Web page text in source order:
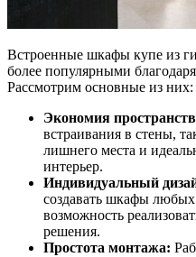
Встроенные шкафы купе из
более популярными
Рассмотрим основные из них:
Экономия
встраивания в стены,
лишнего места и
интерьер.
Индивидуальный
создавать шкафы
возможность
решения.
Простота монтажа: